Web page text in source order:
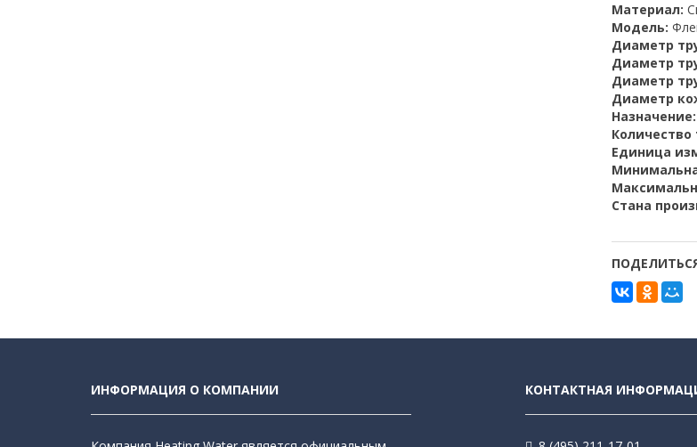
Материал:
Модель:
Диаметр
Диаметр
Диаметр
Диаметр
Назначение:
Количество
Единица
Стана
ИНФОРМАЦИЯ О КОМПАНИИ КОНТАКТНАЯ